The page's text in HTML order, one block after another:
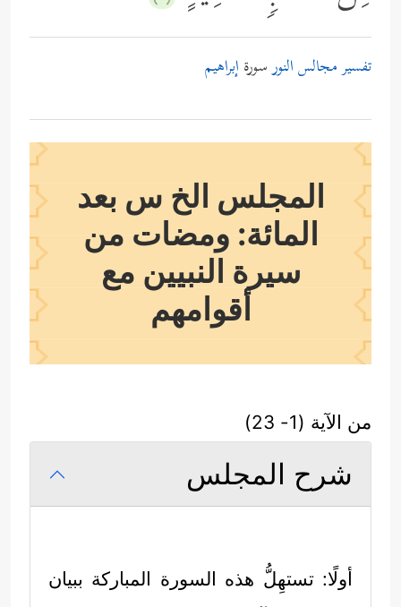
تفسير مجالس النورسورة إبراهيم
المجلس الخ س بعد
المائة: ومضات من
سيرة النبيين مع
أقوامهم
من الآية (1- 23)
شرح المجلس
أولًا: تستهِلُّ هذه السورة المباركة ببيان